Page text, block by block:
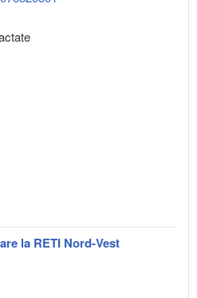
la RETI Nord-Vest